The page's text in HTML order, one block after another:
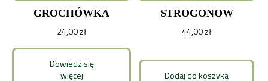
GROCHÓWKA
24,00zł
Dowiedz się
więcej
STROGONOW
44,00zł
Dodaj do koszyka